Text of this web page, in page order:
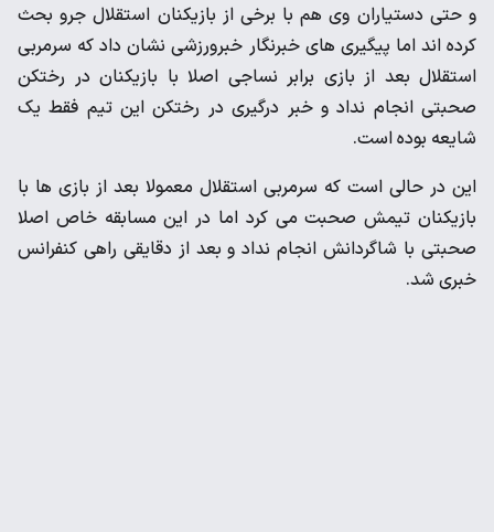
و حتی دستیاران وی هم با برخی از بازیکنان استقلال جرو بحث
کرده اند اما پیگیری های خبرنگار خبرورزشی نشان داد که سرمربی
استقلال بعد از بازی برابر نساجی اصلا با بازیکنان در رختکن
صحبتی انجام نداد و خبر درگیری در رختکن این تیم فقط یک
شایعه بوده است.
این در حالی است که سرمربی استقلال معمولا بعد از بازی ها با
بازیکنان تیمش صحبت می کرد اما در این مسابقه خاص اصلا
صحبتی با شاگردانش انجام نداد و بعد از دقایقی راهی کنفرانس
خبری شد.